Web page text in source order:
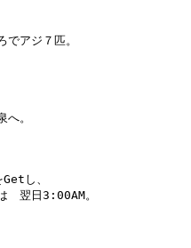
アジ７匹。
。
し、
翌日3:00AM。